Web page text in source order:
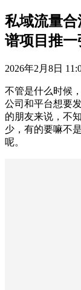
私域流量
谱项目推一
2026年2月8日
不管是什么时候
公司和平台想要
的朋友来说，不
少，有的要嘛不
呢。